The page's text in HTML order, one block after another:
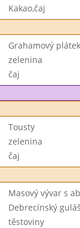
Kakao,čaj
Grahamový
zelenina
čaj
Tousty
zelenina
čaj
Masový vývar s
Debrecínský
těstoviny